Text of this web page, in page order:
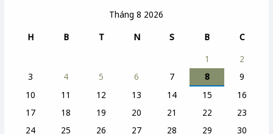
Tháng 8 2026
H
B T N S B
C
1
2
3
4 5 6 7 8
9
10
11 12 13 14 15
16
17
18 19 20 21 22
23
24
25 26 27 28 29
30